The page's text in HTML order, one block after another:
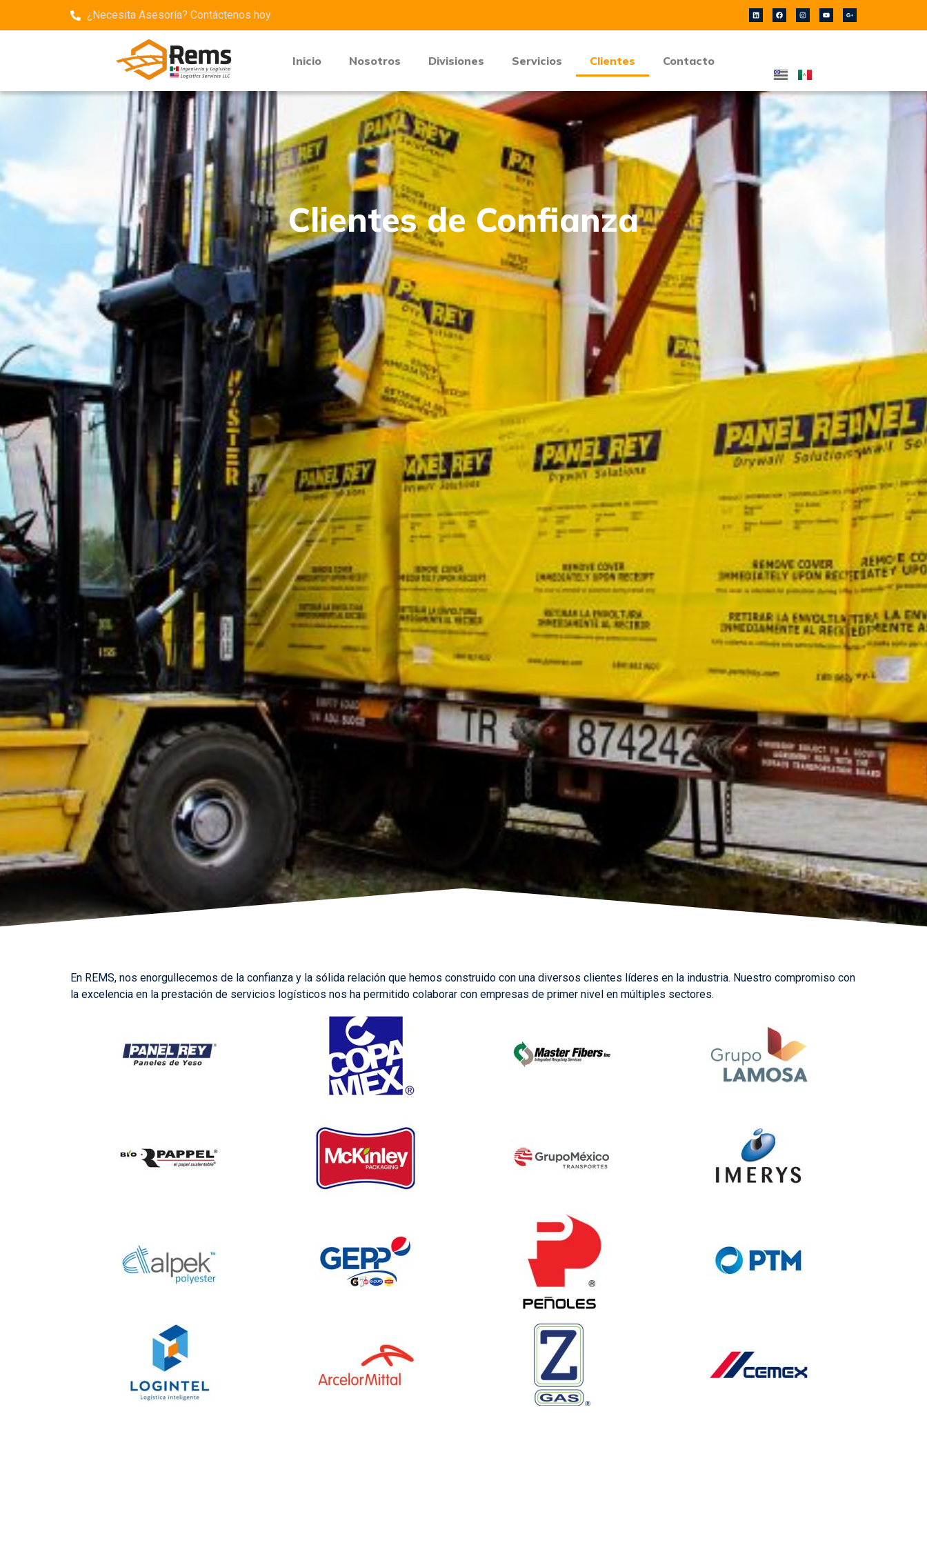
¿Necesita Asesoría? Contáctenos hoy
Inicio Nosotros Divisiones Servicios Clientes Contacto
Clientes
Clientes de Confianza
En REMS, nos enorgullecemos de la confianza y la sólida relación que hemos construido con una diversos clientes líderes en la industria. Nuestro compromiso con
la excelencia en la prestación de servicios logísticos nos ha permitido colaborar con empresas de primer nivel en múltiples sectores.